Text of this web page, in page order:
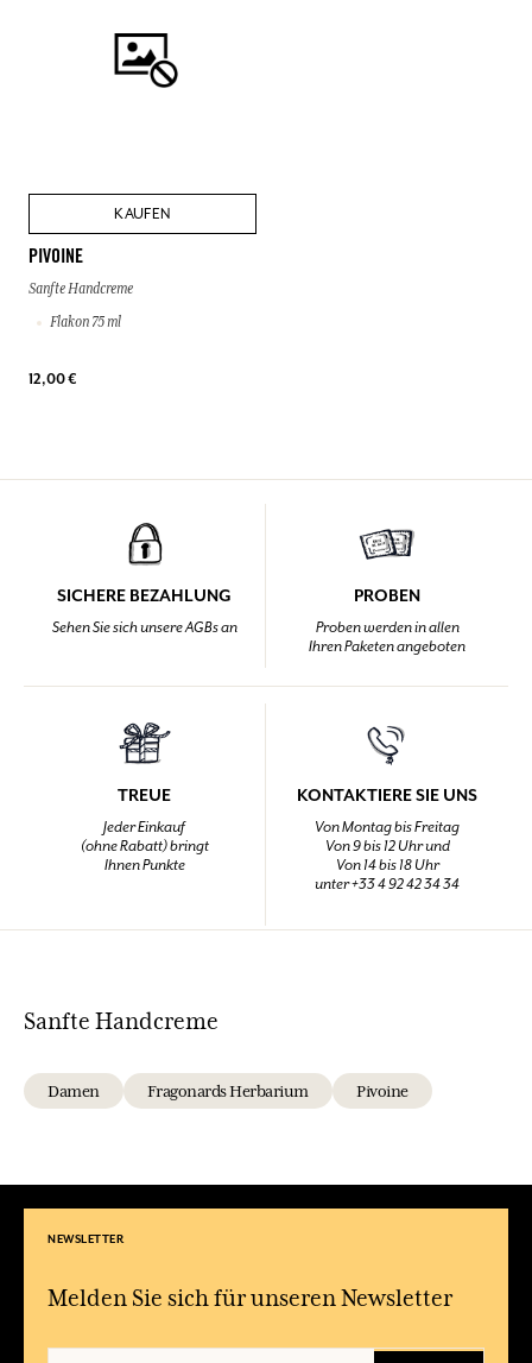
KAUFEN
PIVOINE
Sanfte Handcreme
Flakon 75 ml
12,00 €
SICHERE BEZAHLUNG
Sehen Sie sich unsere AGBs an
PROBEN
Proben werden in allen
Ihren Paketen angeboten
TREUE
Jeder Einkauf
(ohne Rabatt) bringt
Ihnen Punkte
KONTAKTIERE SIE UNS
Von Montag bis Freitag
Von 9 bis 12 Uhr und
Von 14 bis 18 Uhr
unter +33 4 92 42 34 34
Sanfte Handcreme
Damen Fragonards Herbarium Pivoine
NEWSLETTER
Melden Sie sich für unseren Newsletter